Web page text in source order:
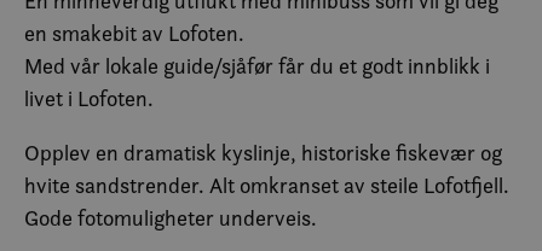
en smakebit av Lofoten.
Med vår lokale guide/sjåfør får du et godt innblikk i
livet i Lofoten.
Opplev en dramatisk kyslinje, historiske fiskevær og
hvite sandstrender. Alt omkranset av steile Lofotfjell.
Gode fotomuligheter underveis.